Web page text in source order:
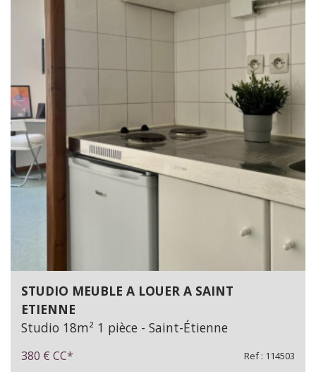
STUDIO MEUBLE A LOUER A SAINT
ETIENNE
Studio 18m² 1 pièce - Saint-Étienne
380 € CC* Ref : 114503